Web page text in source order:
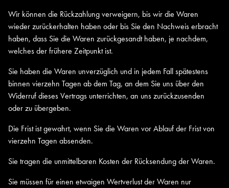
Wir können die Rückzahlung verweigern, bis wir die Waren
wieder zurückerhalten haben oder bis Sie den Nachweis erbracht
haben, dass Sie die Waren zurückgesandt haben, je nachdem,
welches der frühere Zeitpunkt ist.
Sie haben die Waren unverzüglich und in jedem Fall spätestens
binnen vierzehn Tagen ab dem Tag, an dem Sie uns über den
Widerruf dieses Vertrags unterrichten, an uns zurückzusenden
oder zu übergeben.
Die Frist ist gewahrt, wenn Sie die Waren vor Ablauf der Frist von
vierzehn Tagen absenden.
Sie tragen die unmittelbaren Kosten der Rücksendung der Waren.
Sie müssen für einen etwaigen Wertverlust der Waren nur